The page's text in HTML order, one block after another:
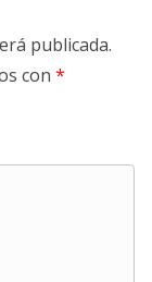
publicada.
con *